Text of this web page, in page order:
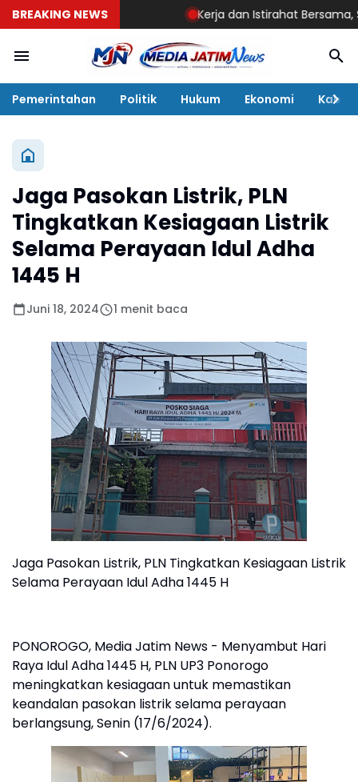
BREAKING NEWS Kerja dan Istirahat Bersama, Simbol
Pemerintahan Politik Hukum Ekonomi Kabar
Jaga Pasokan Listrik, PLN
Tingkatkan Kesiagaan Listrik
Selama Perayaan Idul Adha
1445 H
Juni 18, 2024 1 menit baca
Jaga Pasokan Listrik, PLN Tingkatkan Kesiagaan Listrik
Selama Perayaan Idul Adha 1445 H
PONOROGO, Media Jatim News - Menyambut Hari
Raya Idul Adha 1445 H, PLN UP3 Ponorogo
meningkatkan kesiagaan untuk memastikan
keandalan pasokan listrik selama perayaan
berlangsung, Senin (17/6/2024).